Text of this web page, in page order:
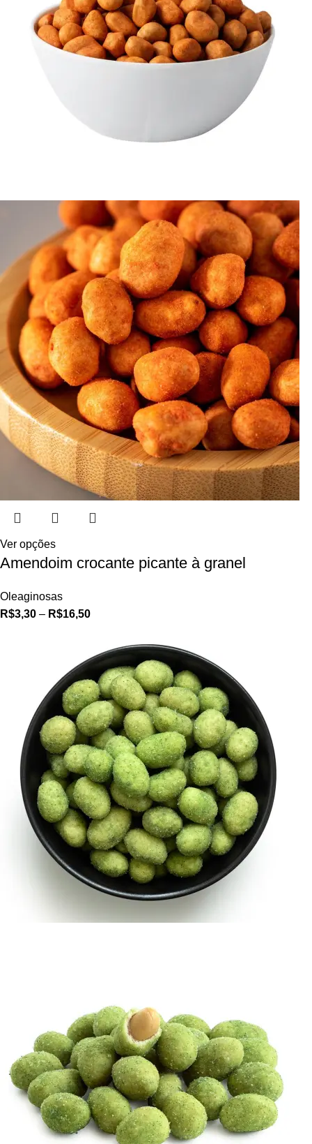
Ver opções
Amendoim crocante picante à granel
Oleaginosas
R$3,30 – R$16,50